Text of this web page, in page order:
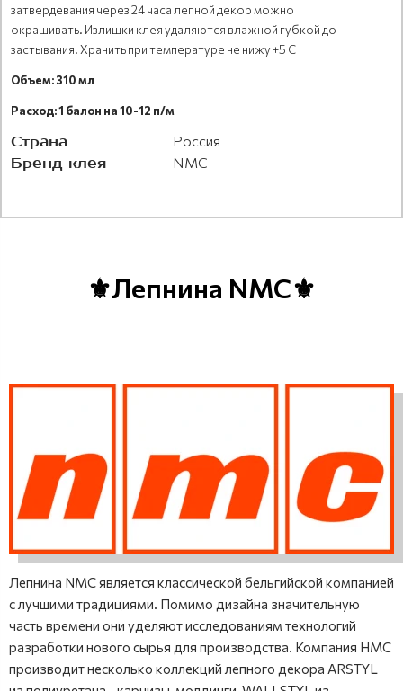
затвердевания через 24 часа лепной декор можно
окрашивать. Излишки клея удаляются влажной губкой до
застывания. Хранить при температуре не нижу +5 С
Объем: 310 мл
Расход: 1 балон на 10-12 п/м
Страна Россия
Бренд клея NMC
⚜Лепнина NMC⚜
Лепнина NMC является классической бельгийской компанией
с лучшими традициями. Помимо дизайна значительную
часть времени они уделяют исследованиям технологий
разработки нового сырья для производства. Компания НМС
производит несколько коллекций лепного декора ARSTYL